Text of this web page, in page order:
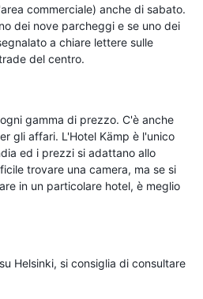
commerciale) anche di sabato.
dei nove parcheggi e se uno dei
a chiare lettere sulle
del centro.
gamma di prezzo. C'è anche
gli affari. L'Hotel Kämp è l'unico
ed i prezzi si adattano allo
trovare una camera, ma se si
in un particolare hotel, è meglio
Helsinki, si consiglia di consultare